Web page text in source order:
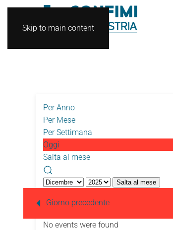
Skip to main content
Per Anno
Per Mese
Per Settimana
Oggi
Salta al mese
Salta al mese
Giorno precedente
No events were found